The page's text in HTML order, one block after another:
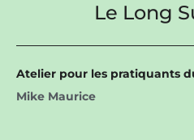
Le Long
Atelier pour les pratiquants
Mike Maurice